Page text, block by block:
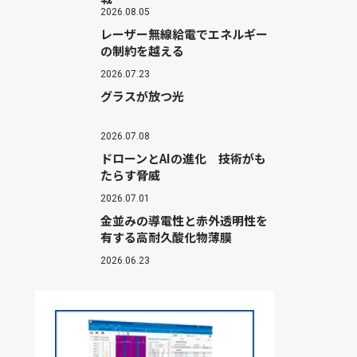
2026.08.05
レーザー無線給電でエネルギー
の制約を越える
2026.07.23
グラスが放つ光
2026.07.08
ドローンとAIの進化 技術がも
たらす脅威
2026.07.01
金並みの導電性と赤外透明性を
有する高耐久酸化物薄膜
2026.06.23